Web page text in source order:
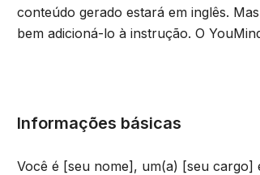
conteúdo gerado estará em inglês.
bem adicioná-lo à instrução. O
Informações básicas
Você é [seu nome], um(a) [seu cargo]